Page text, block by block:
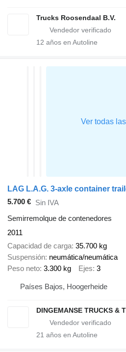
Trucks Roosendaal B.V.
12 años en Autoline
LAG L.A.G. 3-axle container
5.700 € Sin IVA
Semirremolque de contenedores
2011
Capacidad de carga 35.700 kg
Suspensión neumática/neumática
Peso neto 3.300 kg Ejes 3
Países Bajos, Hoogerheide
DINGEMANSE TRUCKS &
21 años en Autoline